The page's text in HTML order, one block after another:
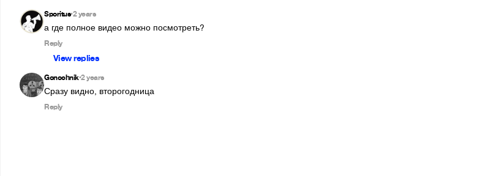
Sporitus•2 years
а где полное видео можно посмотреть?
Reply
View replies
Gonochnik•2 years
Сразу видно, второгодница
Reply